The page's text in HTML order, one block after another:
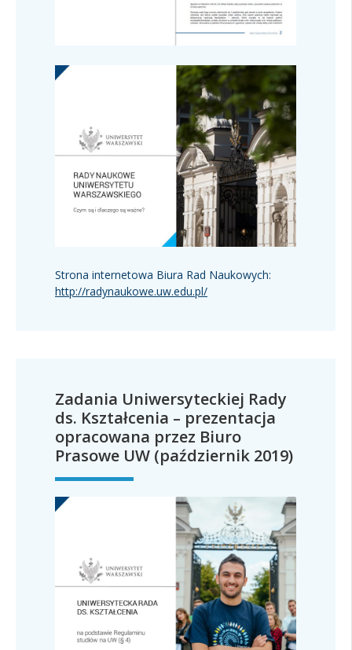
Strona internetowa Biura Rad Naukowych:
http://radynaukowe.uw.edu.pl/
Zadania Uniwersyteckiej Rady
ds. Kształcenia – prezentacja
opracowana przez Biuro
Prasowe UW (październik 2019)